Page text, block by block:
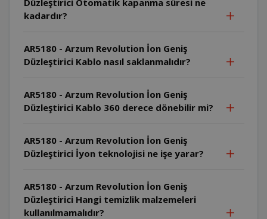
kadardır?
AR5180 - Arzum Revolution İon Geniş
Düzleştirici Kablo nasıl saklanmalıdır?
AR5180 - Arzum Revolution İon Geniş
Düzleştirici Kablo 360 derece dönebilir mi?
AR5180 - Arzum Revolution İon Geniş
Düzleştirici İyon teknolojisi ne işe yarar?
AR5180 - Arzum Revolution İon Geniş
Düzleştirici Hangi temizlik malzemeleri
kullanılmamalıdır?